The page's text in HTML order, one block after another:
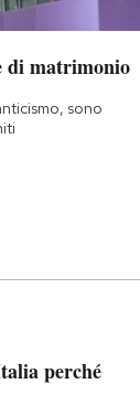
di matrimonio
sono
perché